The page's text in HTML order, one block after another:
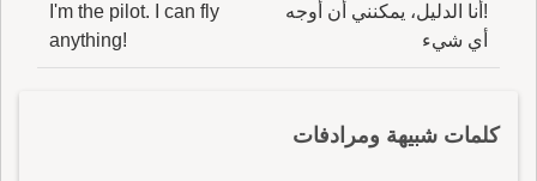
!أنا الدليل، يمكنني أن أوجه
أي شيء
I'm the pilot. I can fly
anything!
كلمات شبيهة ومرادفات